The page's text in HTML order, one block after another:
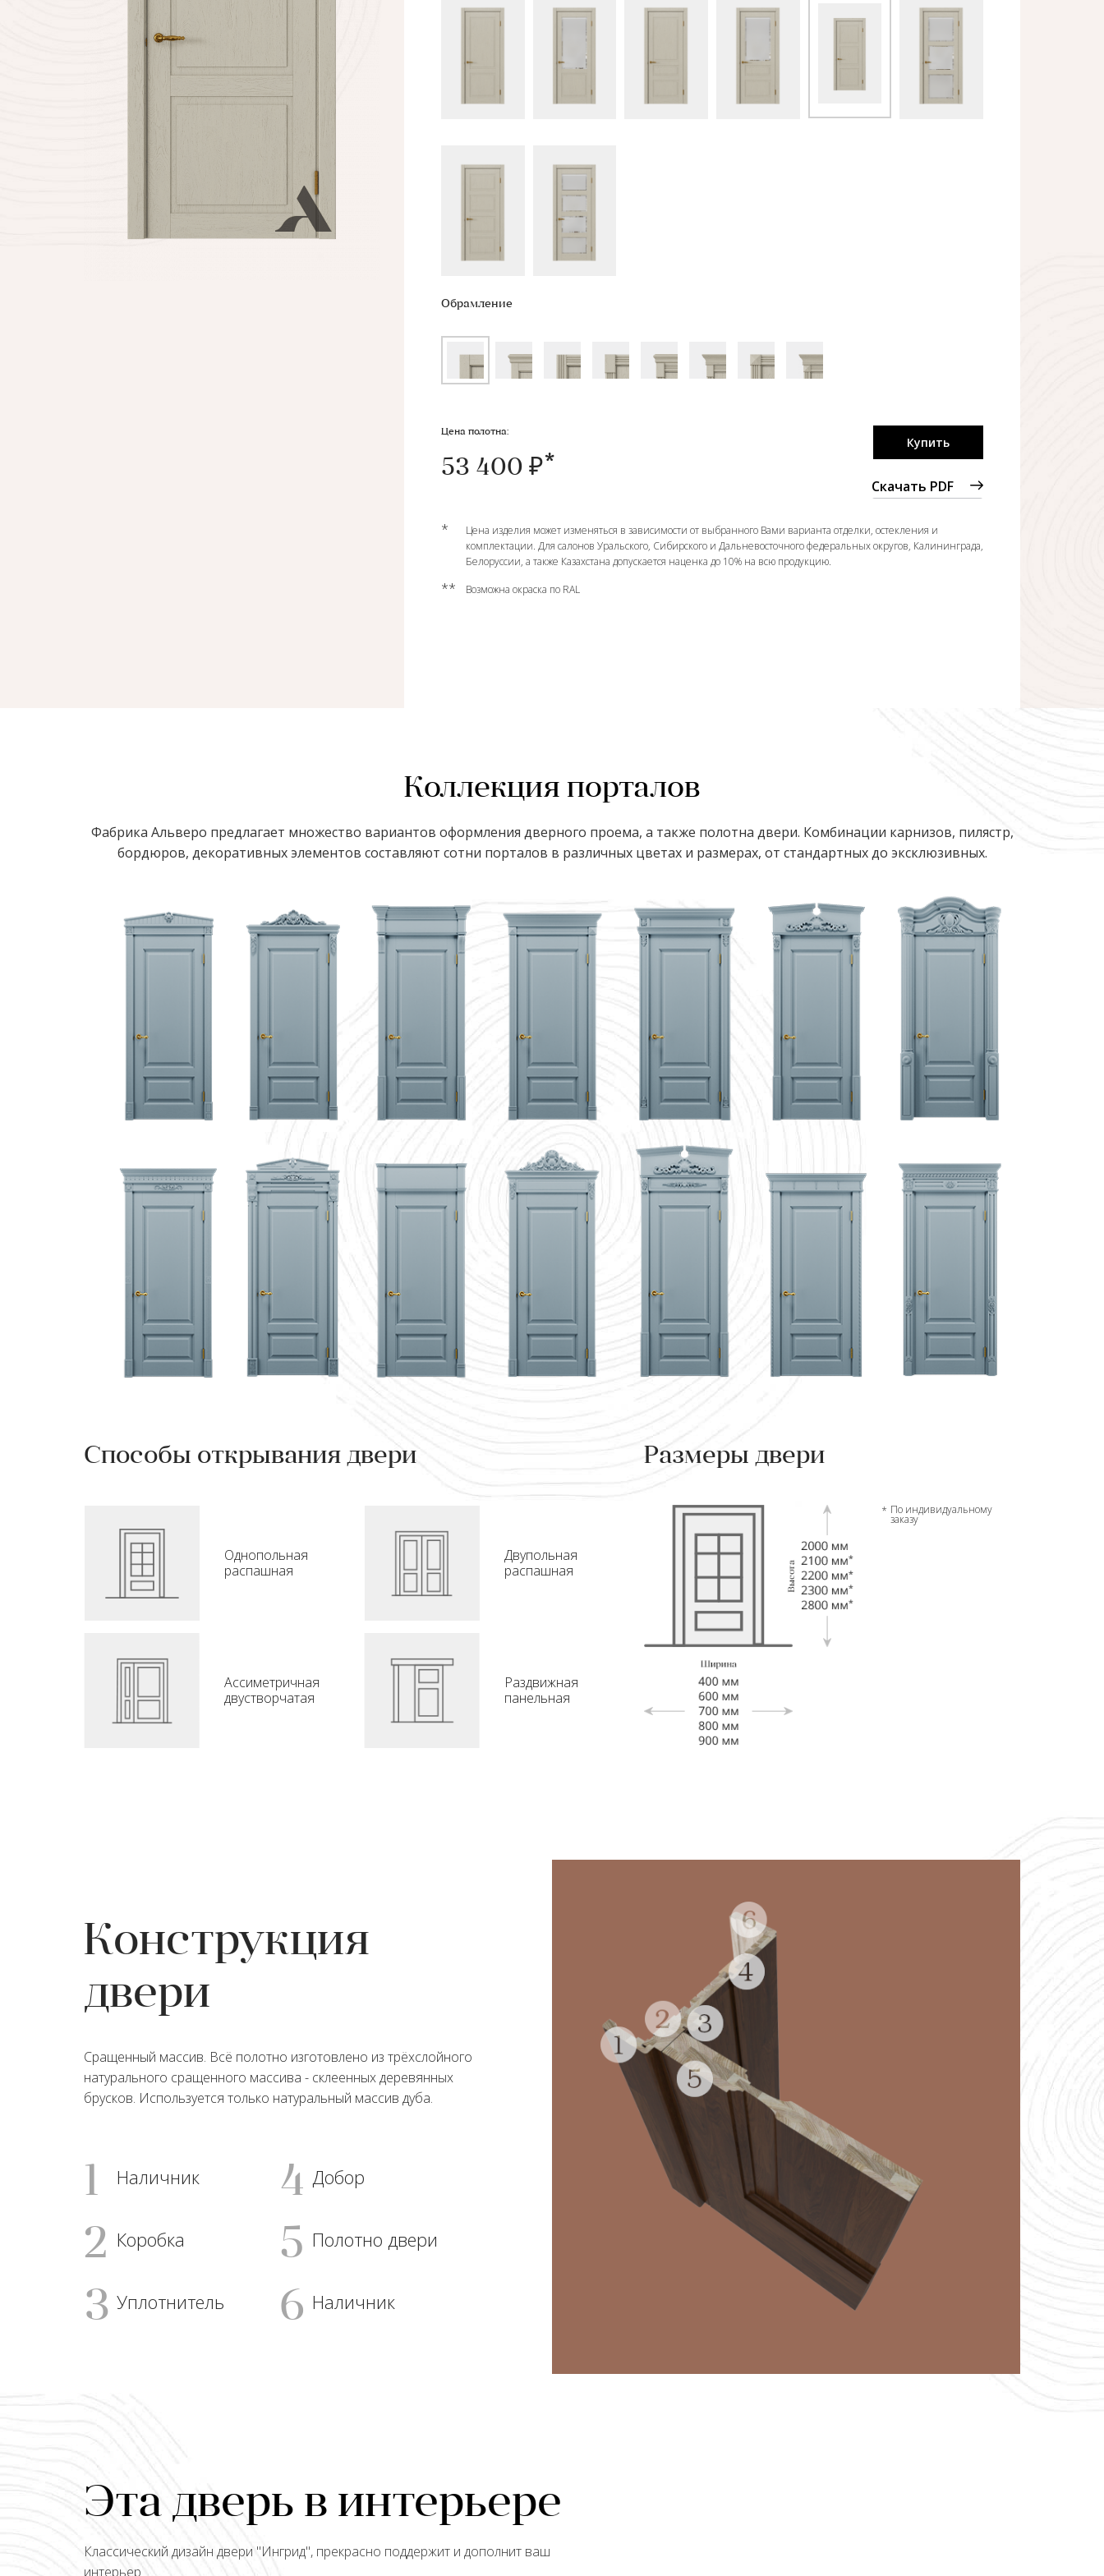
Обрамление
Купить
Скачать PDF
Цена полотна:
53 400 ₽
*
Цена изделия может изменяться в зависимости от выбранного Вами варианта отделки, остекления и
комплектации. Для салонов Уральского, Сибирского и Дальневосточного федеральных округов, Калининграда,
Белоруссии, а также Казахстана допускается наценка до 10% на всю продукцию.
** Возможна окраска по RAL
Коллекция порталов
Фабрика Альверо предлагает множество вариантов оформления дверного проема, а также полотна двери. Комбинации карнизов, пилястр,
бордюров, декоративных элементов составляют сотни порталов в различных цветах и размерах, от стандартных до эксклюзивных.
Способы открывания двери
Однопольная
распашная
Двупольная
распашная
Ассиметричная
двустворчатая
Раздвижная
панельная
Размеры двери
По индивидуальному
заказу
Конструкция
двери
Сращенный массив. Всё полотно изготовлено из трёхслойного
натурального сращенного массива - склеенных деревянных
брусков. Используется только натуральный массив дуба.
1 Наличник 4 Добор
2 Коробка 5 Полотно двери
3 Уплотнитель 6 Наличник
Эта дверь в интерьере
Классический дизайн двери "Ингрид", прекрасно поддержит и дополнит ваш
интерьер